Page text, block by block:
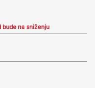
na sniženju